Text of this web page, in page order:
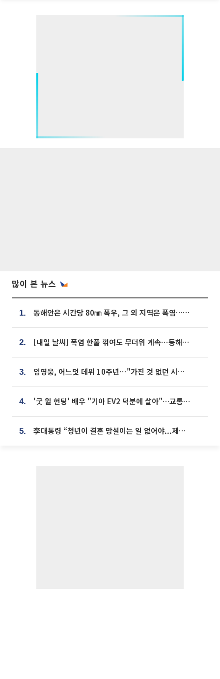
많이 본 뉴스
1. 동해안은 시간당 80㎜ 폭우, 그 외 지역은 폭염…‘극과 극 날씨’
2. [내일 날씨] 폭염 한풀 꺾여도 무더위 계속⋯동해안 이틀 연속 비
3. 임영웅, 어느덧 데뷔 10주년⋯"가진 것 없던 시절, 내 앞엔 20명의 팬뿐"
4. '굿 윌 헌팅' 배우 "기아 EV2 덕분에 살아"…교통사고 후 안전성 극찬
5. 李대통령 “청년이 결혼 망설이는 일 없어야...제도상 불이익 조사”